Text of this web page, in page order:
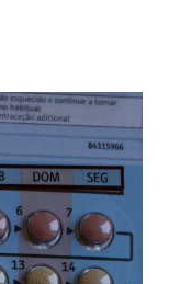
os dias, no
deve fazer 7
durante estes
no 3° ou
ser tomadas
iniciar a